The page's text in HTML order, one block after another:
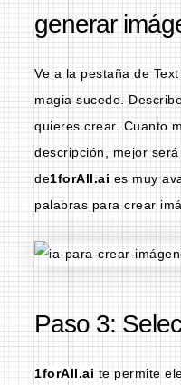
generar
Ve a la pestaña de
magia sucede.
quieres crear. Cuanto
descripción, mejor
de1forAll.ai es muy
palabras para crear
Paso 3:
1forAll.ai te permite